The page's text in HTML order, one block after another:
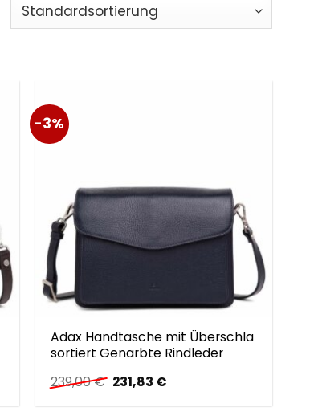
-3%
Adax Handtasche mit Überschla
sortiert Genarbte Rindleder
239,00€ Ursprünglicher
Preis
war:
231,83 €Aktueller
ist: